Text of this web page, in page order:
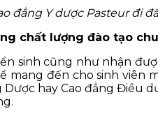
đẳng Y dược Pasteur đi
chất lượng đào tạo
sinh cũng như nhận
mang đến cho sinh
hay Cao đẳng Điều